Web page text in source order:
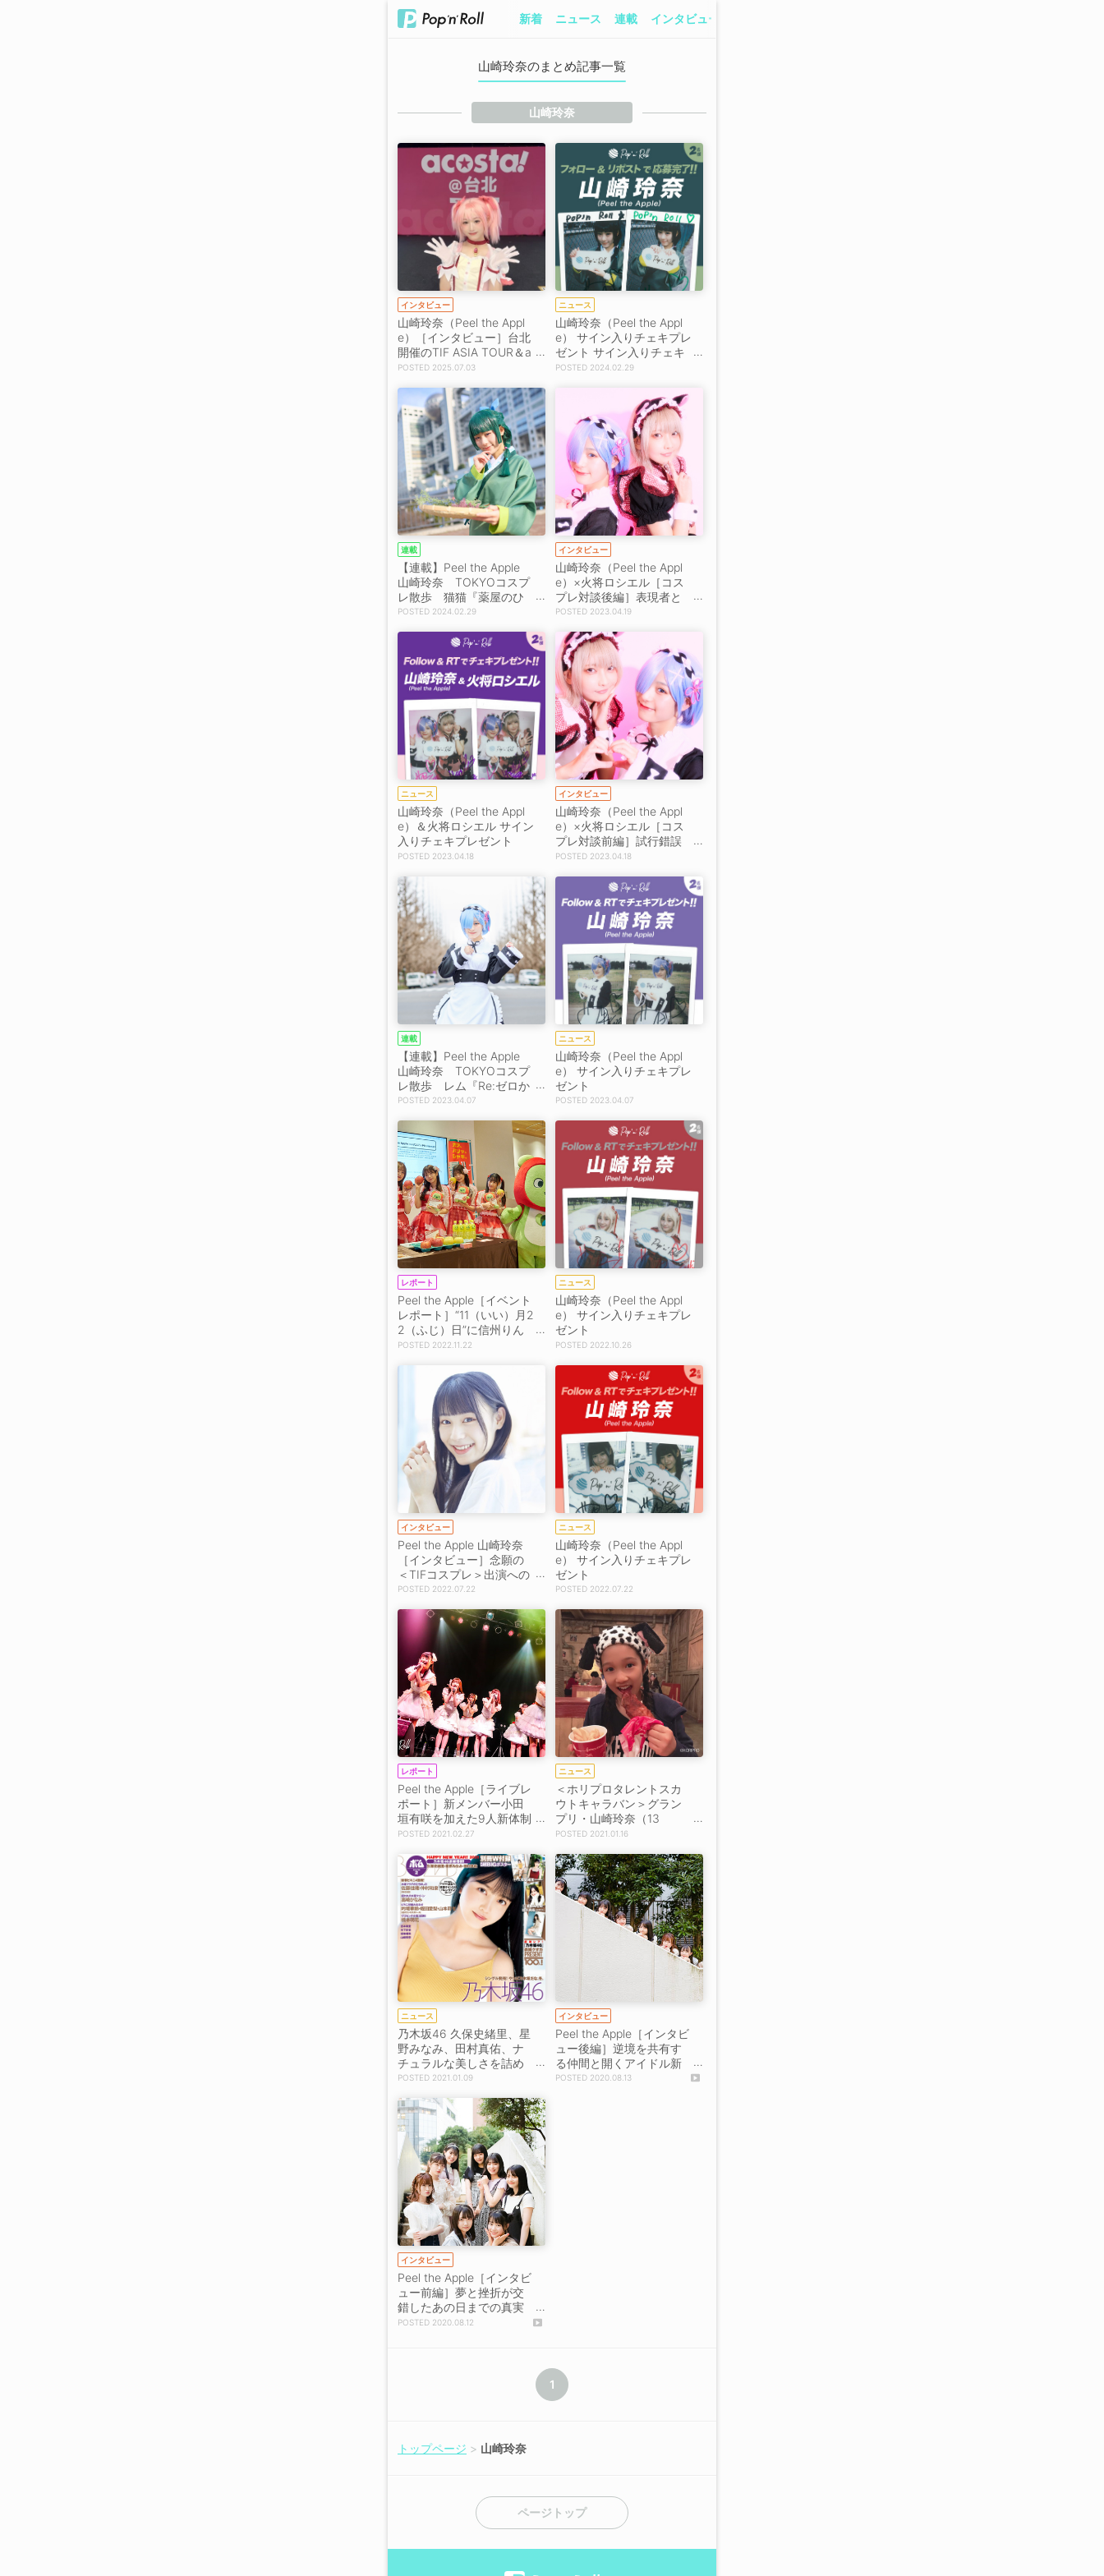
新着 ニュース 連載 インタビュー
山崎玲奈のまとめ記事一覧
山崎玲奈
インタビュー
山崎玲奈（Peel the Appl
e）［インタビュー］台北
開催のTIF ASIA TOUR＆a
costa!コラボイベントで魅
披露！「コスプレは、幸
せの連鎖だなと思ってい
ます！」
2025.07.03
ニュース
山崎玲奈（Peel the Appl
e） サイン入りチェキプレ
ゼント サイン入りチェキ
プレゼント2024.02.29
連載
【連載】Peel the Apple
山崎玲奈 TOKYOコスプ
レ散歩 猫猫『薬屋のひ
とりごと』でお台場へ
2024.02.29
インタビュー
山崎玲奈（Peel the Appl
e）×火将ロシエル［コス
プレ対談後編］表現者と
しての揺るぎない情熱
体がアニメキャラ。スタ
イルがホントに2次元！」
2023.04.19
ニュース
山崎玲奈（Peel the Appl
e）＆火将ロシエル サイン
入りチェキプレゼント
2023.04.18
インタビュー
山崎玲奈（Peel the Appl
e）×火将ロシエル［コス
プレ対談前編］試行錯誤
をしながら歩んだコスプ
「イベントで撮ってもら
う写真で少しずつ研究し
ていきました」
2023.04.18
連載
【連載】Peel the Apple
山崎玲奈 TOKYOコスプ
レ散歩 レム『Re:ゼロか
ら始める異世界生活』で
ぺと赤リップで透明感を
出しました」
2023.04.07
ニュース
山崎玲奈（Peel the Appl
e） サイン入りチェキプレ
ゼント
2023.04.07
レポート
Peel the Apple［イベント
レポート］“11（いい）月2
2（ふじ）日”に信州りん
ご応援団結成！
2022.11.22
ニュース
山崎玲奈（Peel the Appl
e） サイン入りチェキプレ
ゼント
2022.10.26
インタビュー
Peel the Apple 山崎玲奈
［インタビュー］念願の
＜TIFコスプレ＞出演への
想い「この子のコスプ
ってもらえるように爪痕
を残したい」
2022.07.22
ニュース
山崎玲奈（Peel the Appl
e） サイン入りチェキプレ
ゼント
2022.07.22
レポート
Peel the Apple［ライブレ
ポート］新メンバー小田
垣有咲を加えた9人新体制
をお披露目！「ぴるあぽ
なと実感できました」
2021.02.27
ニュース
＜ホリプロタレントスカ
ウトキャラバン＞グラン
プリ・山崎玲奈（13
歳）、Instagram開設！
2021.01.16
ニュース
乃木坂46 久保史緒里、星
野みなみ、田村真佑、ナ
チュラルな美しさを詰め
込んだグラビアで魅せ
＆巻頭登場
2021.01.09
インタビュー
Peel the Apple［インタビ
ュー後編］逆境を共有す
る仲間と開くアイドル新
章の扉「オーディション
2020.08.13
インタビュー
Peel the Apple［インタビ
ュー前編］夢と挫折が交
錯したあの日までの真実
「仲間っていう意識が強
2020.08.12
1
トップページ 山崎玲奈
ページトップ